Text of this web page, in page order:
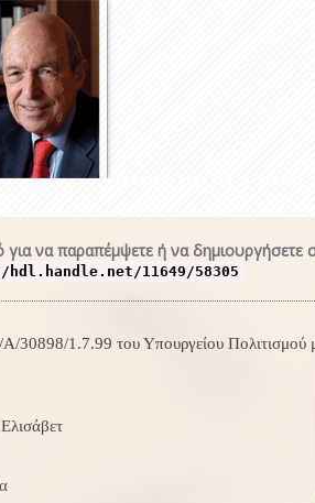
να παραπέμψετε ή να δημιουργήσετε
11649/58305
1.7.99 του Υπουργείου Πολιτισμού